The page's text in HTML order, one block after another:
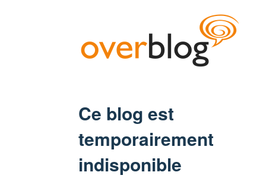
Ce blog est
temporairement
indisponible